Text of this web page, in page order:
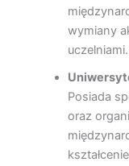
wymiany
uczelniami.
Posiada
oraz